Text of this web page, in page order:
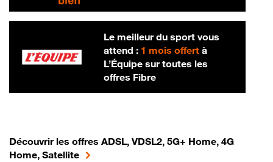
Le meilleur du sport vous
attend : 1 mois offertà
L’Équipe sur toutes les
offres Fibre
Découvrir les offres ADSL, VDSL2, 5G+ Home, 4G
Home, Satellite